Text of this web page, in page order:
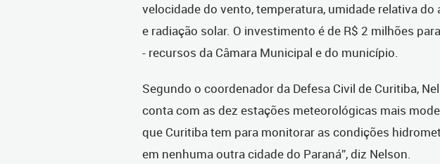
velocidade do vento, temperatura, umidade relativa do
e radiação solar. O investimento é de R$ 2 milhões
- recursos da Câmara Municipal e do município.
Segundo o coordenador da Defesa Civil de Curitiba,
conta com as dez estações meteorológicas mais
que Curitiba tem para monitorar as condições
em nenhuma outra cidade do Paraná”, diz Nelson.